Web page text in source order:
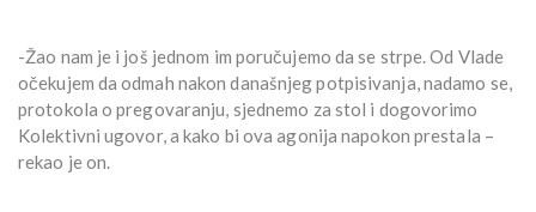
-Žao nam je i još jednom im poručujemo da se strpe. Od Vlade
očekujem da odmah nakon današnjeg potpisivanja, nadamo se,
protokola o pregovaranju, sjednemo za stol i dogovorimo
Kolektivni ugovor, a kako bi ova agonija napokon prestala –
rekao je on.